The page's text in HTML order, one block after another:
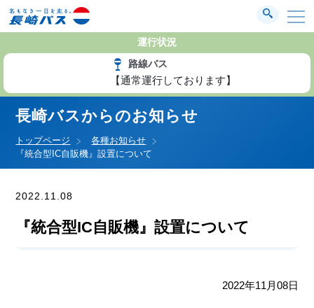
運行状況
路線バス
【通常運行しております】
長崎バスからのお知らせ
トップページ
各種お知らせ
『統合型IC自販機』設置について
2022.11.08
『統合型IC自販機』設置について
2022年11月08日